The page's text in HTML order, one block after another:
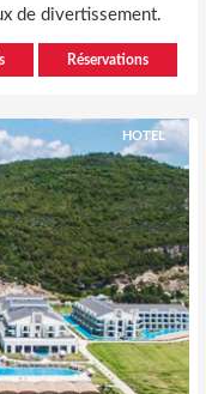
de divertissement.
Réservations
HOTEL